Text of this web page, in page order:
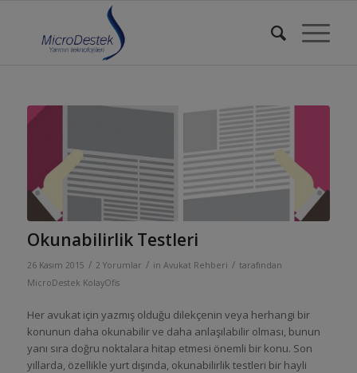
Okunabilirlik Testleri
26 Kasım 2015 / 2 Yorumlar / in Avukat Rehberi / tarafından
MicroDestek KolayOfis
Her avukat için yazmış olduğu dilekçenin veya herhangi bir
konunun daha okunabilir ve daha anlaşılabilir olması, bunun
yanı sıra doğru noktalara hitap etmesi önemli bir konu. Son
yıllarda, özellikle yurt dışında, okunabilirlik testleri bir hayli